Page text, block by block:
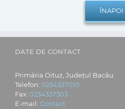
DATE DE CONTACT
Primăria Oituz, Județul Bacău
Telefon: 0234337010
Fax: 0234337503
E-mail: Contact